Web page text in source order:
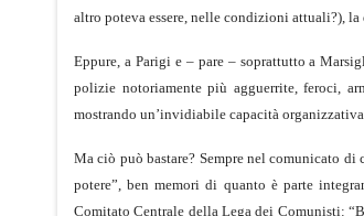
altro poteva essere, nelle condizioni attuali?), la
Eppure, a Parigi e – pare – soprattutto a
polizie notoriamente più agguerrite, feroci,
mostrando un’invidiabile capacità organizzativa
Ma ciò può bastare? Sempre nel comunicato
potere”, ben memori di quanto è parte
Comitato Centrale della Lega dei Comunisti: